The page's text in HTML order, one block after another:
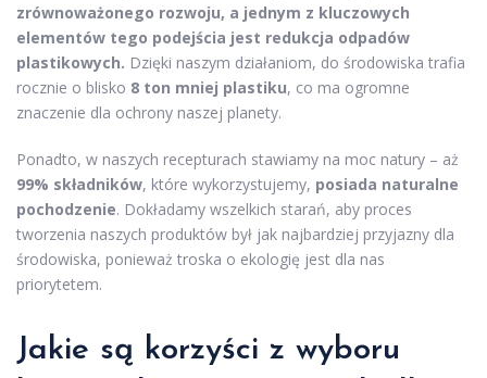
zrównoważonego rozwoju, a jednym z kluczowych
elementów tego podejścia jest redukcja odpadów
plastikowych. Dzięki naszym działaniom, do środowiska trafia
rocznie o blisko 8 ton mniej plastiku, co ma ogromne
znaczenie dla ochrony naszej planety.
Ponadto, w naszych recepturach stawiamy na moc natury – aż
99% składników, które wykorzystujemy, posiada naturalne
pochodzenie. Dokładamy wszelkich starań, aby proces
tworzenia naszych produktów był jak najbardziej przyjazny dla
środowiska, ponieważ troska o ekologię jest dla nas
priorytetem.
Jakie są korzyści z wyboru